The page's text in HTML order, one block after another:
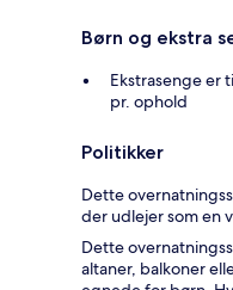
Børn og ekstra
Ekstrasenge er
pr. ophold
Politikker
Dette
der udlejer som en
Dette
altaner, balkoner